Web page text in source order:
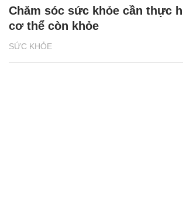
SỨC KHỎE
Chăm sóc sức khỏe cần thực
cơ thể còn khỏe